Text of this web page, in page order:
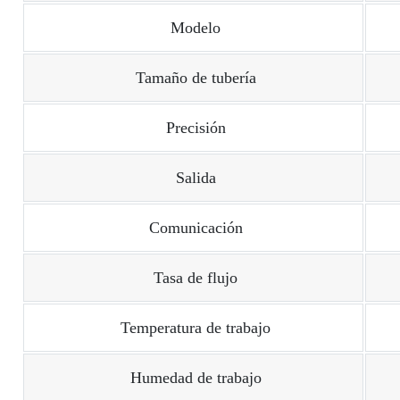
Modelo
Tamaño de tubería
Precisión
Salida
Comunicación
Tasa de flujo
Temperatura de trabajo
Humedad de trabajo